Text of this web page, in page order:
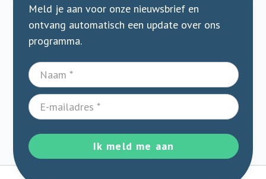
Meld je aan voor onze nieuwsbrief en
ontvang automatisch een update over ons
programma.
Ik meld me aan